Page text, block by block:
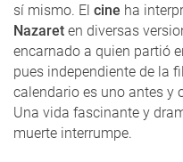
sí mismo. El cine ha
Nazaret en diversas
encarnado a quien partió
pues independiente de la
calendario es uno antes y
Una vida fascinante y
muerte interrumpe.